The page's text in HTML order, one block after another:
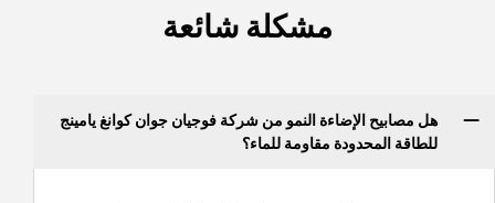
مشكلة شائعة
هل مصابيح الإضاءة النمو من شركة فوجيان جوان كوانغ يامينج
للطاقة المحدودة مقاومة للماء؟